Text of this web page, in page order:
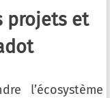
projets et
l’écosystème